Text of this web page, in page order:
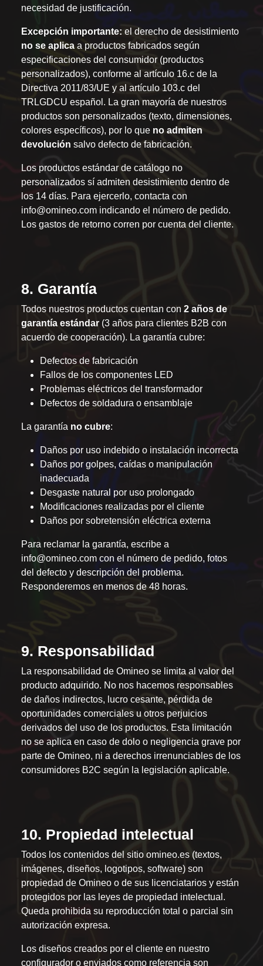
necesidad de justificación.
Excepción importante: el derecho de desistimiento
no se aplica a productos fabricados según
especificaciones del consumidor (productos
personalizados), conforme al artículo 16.c de la
Directiva 2011/83/UE y al artículo 103.c del
TRLGDCU español. La gran mayoría de nuestros
productos son personalizados (texto, dimensiones,
colores específicos), por lo que no admiten
devolución salvo defecto de fabricación.
Los productos estándar de catálogo no
personalizados sí admiten desistimiento dentro de
los 14 días. Para ejercerlo, contacta con
info@omineo.com indicando el número de pedido.
Los gastos de retorno corren por cuenta del cliente.
8. Garantía
Todos nuestros productos cuentan con 2 años de
garantía estándar (3 años para clientes B2B con
acuerdo de cooperación). La garantía cubre:
Defectos de fabricación
Fallos de los componentes LED
Problemas eléctricos del transformador
Defectos de soldadura o ensamblaje
La garantía no cubre:
Daños por uso indebido o instalación incorrecta
Daños por golpes, caídas o manipulación
inadecuada
Desgaste natural por uso prolongado
Modificaciones realizadas por el cliente
Daños por sobretensión eléctrica externa
Para reclamar la garantía, escribe a
info@omineo.com con el número de pedido, fotos
del defecto y descripción del problema.
Responderemos en menos de 48 horas.
9. Responsabilidad
La responsabilidad de Omineo se limita al valor del
producto adquirido. No nos hacemos responsables
de daños indirectos, lucro cesante, pérdida de
oportunidades comerciales u otros perjuicios
derivados del uso de los productos. Esta limitación
no se aplica en caso de dolo o negligencia grave por
parte de Omineo, ni a derechos irrenunciables de los
consumidores B2C según la legislación aplicable.
10. Propiedad intelectual
Todos los contenidos del sitio omineo.es (textos,
imágenes, diseños, logotipos, software) son
propiedad de Omineo o de sus licenciatarios y están
protegidos por las leyes de propiedad intelectual.
Queda prohibida su reproducción total o parcial sin
autorización expresa.
Los diseños creados por el cliente en nuestro
configurador o enviados como referencia son